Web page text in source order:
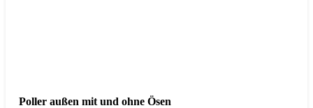
Poller außen mit und ohne Ösen